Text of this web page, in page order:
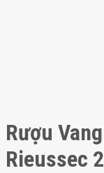
Rượu
Rieussec